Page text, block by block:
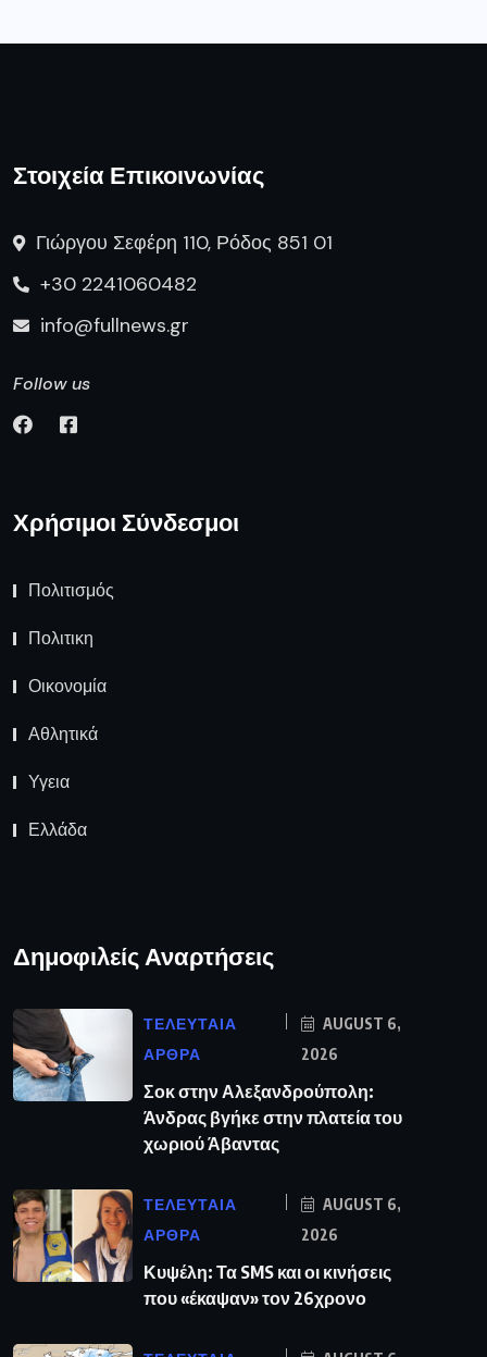
Στοιχεία Επικοινωνίας
Γιώργου Σεφέρη 110, Ρόδος 851 01
+30 2241060482
info@fullnews.gr
Follow us
Χρήσιμοι Σύνδεσμοι
Πολιτισμός
Πολιτικη
Οικονομία
Αθλητικά
Υγεια
Ελλάδα
Δημοφιλείς Αναρτήσεις
ΤΕΛΕΥΤΑΙΑ
ΑΡΘΡΑ
AUGUST 6,
2026
Σοκ στην Αλεξανδρούπολη:
Άνδρας βγήκε στην πλατεία του
χωριού Άβαντας
ΤΕΛΕΥΤΑΙΑ
ΑΡΘΡΑ
AUGUST 6,
2026
Κυψέλη: Τα SMS και οι κινήσεις
που «έκαψαν» τον 26χρονο